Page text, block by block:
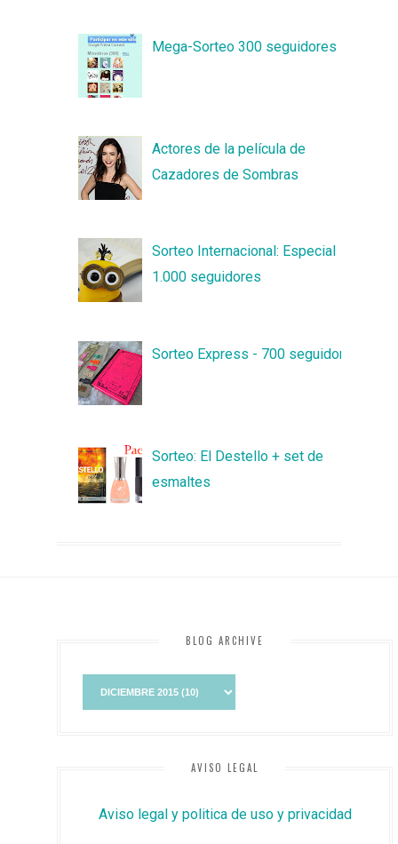
Mega-Sorteo 300 seguidores
Actores de la película de
Cazadores de Sombras
Sorteo Internacional: Especial
1.000 seguidores
Sorteo Express - 700 seguidores
Sorteo: El Destello + set de
esmaltes
BLOG ARCHIVE
AVISO LEGAL
Aviso legal y politica de uso y privacidad